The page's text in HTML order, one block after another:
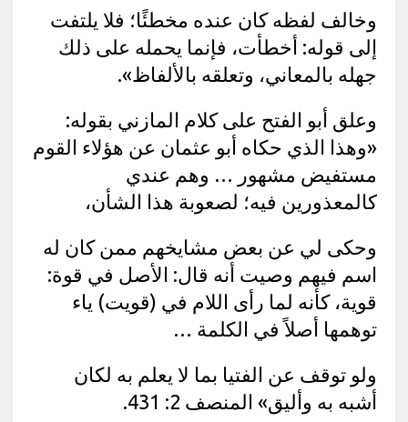
وخالف لفظه كان عنده مخطئًا؛ فلا يلتفت
إلى قوله: أخطأت، فإنما يحمله على ذلك
جهله بالمعاني، وتعلقه بالألفاظ».
وعلق أبو الفتح على كلام المازني بقوله:
«وهذا الذي حكاه أبو عثمان عن هؤلاء القوم
مستفيض مشهور … وهم عندي
كالمعذورين فيه؛ لصعوبة هذا الشأن،
وحكى لي عن بعض مشايخهم ممن كان له
اسم فيهم وصيت أنه قال: الأصل في قوة:
قوية، كأنه لما رأى اللام في (قويت) ياء
توهمها أصلاً في الكلمة …
ولو توقف عن الفتيا بما لا يعلم به لكان
أشبه به وأليق» المنصف 2: 431.